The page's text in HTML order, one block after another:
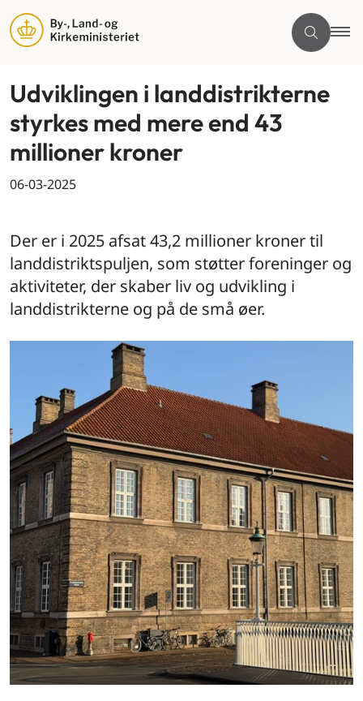
Udviklingen i landdistrikterne
styrkes med mere end 43
millioner kroner
06-03-2025
Der er i 2025 afsat 43,2 millioner kroner til
landdistriktspuljen, som støtter foreninger og
aktiviteter, der skaber liv og udvikling i
landdistrikterne og på de små øer.